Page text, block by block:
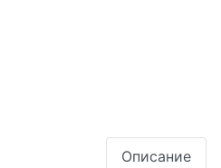
Описание